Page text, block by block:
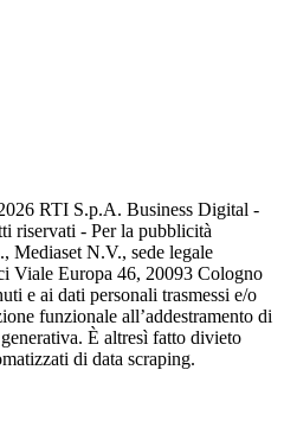
RTI S.p.A. Business Digital -
riservati - Per la pubblicità
Mediaset N.V., sede legale
Viale Europa 46, 20093 Cologno
e ai dati personali trasmessi e/o
funzionale all’addestramento di
È altresì fatto divieto
di data scraping.